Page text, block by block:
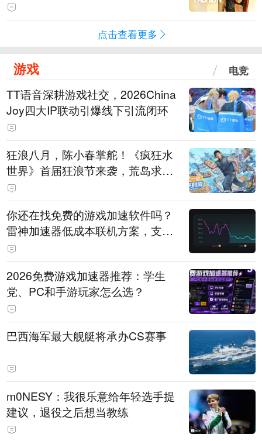
点击查看更多
游戏 电竞
TT语音深耕游戏社交，2026China
Joy四大IP联动引爆线下引流闭环
狂浪八月，陈小春掌舵！《疯狂水
世界》首届狂浪节来袭，荒岛求生
直播即将开启
你还在找免费的游戏加速软件吗？
雷神加速器低成本联机方案，支持
免费试用
2026免费游戏加速器推荐：学生
党、PC和手游玩家怎么选？
巴西海军最大舰艇将承办CS赛事
m0NESY：我很乐意给年轻选手提
建议，退役之后想当教练